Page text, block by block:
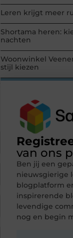
Leren krijgt meer
Shortama heren:
nachten
Woonwinkel
stijl kiezen
van ons
Ben jij een
nieuwsgierige
blogplatform
inspirerende
levendige
nog en begin